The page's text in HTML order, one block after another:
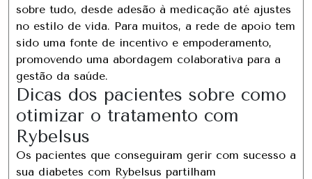
sobre tudo, desde adesão à medicação até ajustes
no estilo de vida. Para muitos, a rede de apoio tem
sido uma fonte de incentivo e empoderamento,
promovendo uma abordagem colaborativa para a
gestão da saúde.
Dicas dos pacientes sobre como
otimizar o tratamento com
Rybelsus
Os pacientes que conseguiram gerir com sucesso a
sua diabetes com Rybelsus partilham